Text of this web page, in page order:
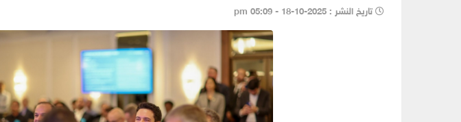
تاريخ النشر : 2025-10-18 - 05:09 pm